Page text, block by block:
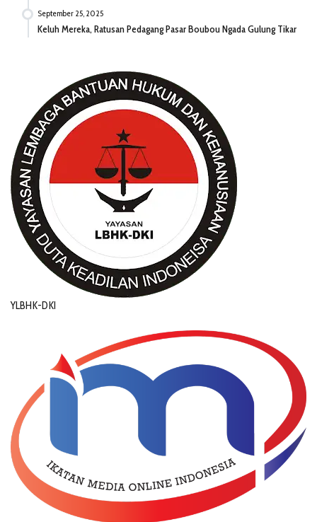
September 25, 2025
Keluh Mereka, Ratusan Pedagang Pasar Boubou Ngada Gulung Tikar
YLBHK-DKI